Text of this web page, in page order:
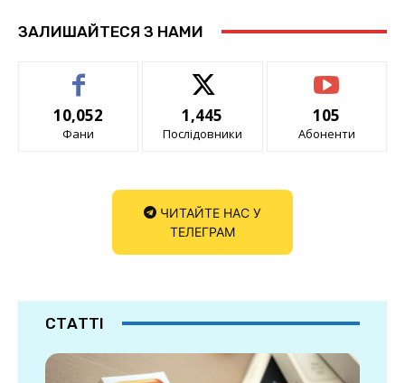
ЗАЛИШАЙТЕСЯ З НАМИ
10,052
Фани
1,445
Послідовники
105
Абоненти
ЧИТАЙТЕ НАС У
ТЕЛЕГРАМ
СТАТТІ